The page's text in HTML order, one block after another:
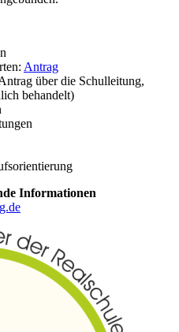
Antrag
über die Schulleitung,
behandelt)
Informationen